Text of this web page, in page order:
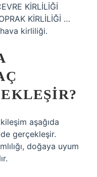
KİRLİLİĞİ
KİRLİLİĞİ …
kirliliği.
aşağıda
gerçekleşir.
doğaya uyum